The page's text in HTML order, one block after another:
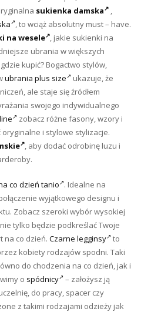
sukienka damska
,
, to wciąż absolutny must – have.
na wesele , jakie sukienki na
ubrania w większych
gdzie kupić? Bogactwo stylów,
ubrania plus size
ukazuje, że
ale staje się źródłem
swojego indywidualnego
zobacz różne fasony, wzory i
i stylowe stylizacje.
, aby dodać odrobinę luzu i
co dzień tanio . Idealne na
wyjątkowego designu i
Zobacz szeroki wybór wysokiej
tylko będzie podkreślać Twoje
na co dzień. Czarne legginsy
to
kobiety rodzajów spodni. Taki
do chodzenia na co dzień, jak i
o spódnicy
– założysz ją
do pracy, spacer czy
z takimi rodzajami odzieży jak